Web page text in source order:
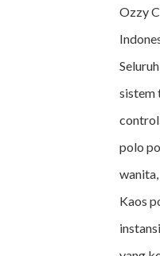
Ozzy
sistem
polo
Kaos